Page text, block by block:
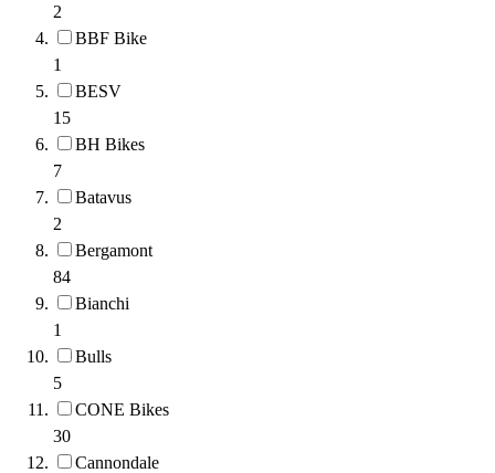
2
BBF Bike
1
BESV
15
BH Bikes
7
Batavus
2
Bergamont
84
Bianchi
1
Bulls
5
CONE Bikes
30
Cannondale